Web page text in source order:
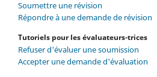
Soumettre une révision
Répondre à une demande de révision
Tutoriels pour les évaluateurs-trices
Refuser d'évaluer une soumission
Accepter une demande d'évaluation